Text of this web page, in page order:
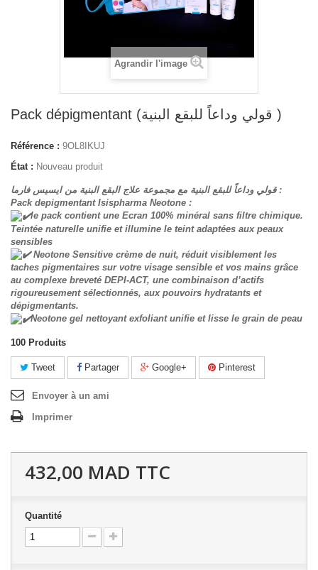
Agrandir l'image
Pack dépigmentant (قولي وداعاً للبقع البنية )
Référence : 9OL8IKUJ
État : Nouveau produit
قولي وداعاً للبقع البنية مع مجموعة علاج البقع البنية من ايسيس فارما :
Pack depigmentant Isispharma Neotone :
le pack contient une Ecran 100% minéral sans filtre chimique.
Teintée naturelle unifie et illumine le teint adaptées aux peaux
sensibles
Neotone Sensitive crème de nuit, réduit visiblement les
taches pigmentaires sur votre visage sensible et vos mains grâce
au complexe breveté DEPI-ACT, une combinaison d’actifs
rigoureusement sélectionnés, aux pouvoirs hydratants et
dépigmentants.
Neotone gel nettoyant exfoliant unifie et lisse le grain de peau
100 Produits
Tweet Partager Google+ Pinterest
Envoyer à un ami
Imprimer
432,00 MAD TTC
Quantité